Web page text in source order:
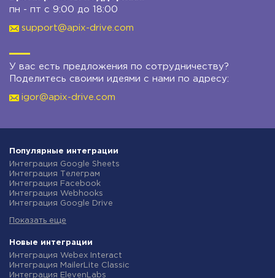
пн - пт с 9:00 до 18:00
support@apix-drive.com
У вас есть предложения по сотрудничеству?
Поделитесь своими идеями с нами по адресу:
igor@apix-drive.com
Популярные интеграции
Интеграция Google Sheets
Интеграция Телеграм
Интеграция Facebook
Интеграция Webhooks
Интеграция Google Drive
Интеграция Gmail
Интеграция Новая Почта
Интеграция Binotel
Интеграция OpenAI (ChatGPT)
Интеграция Prom
Показать еще
Новые интеграции
Интеграция Webex Interact
Интеграция MailerLite Classic
Интеграция ElevenLabs